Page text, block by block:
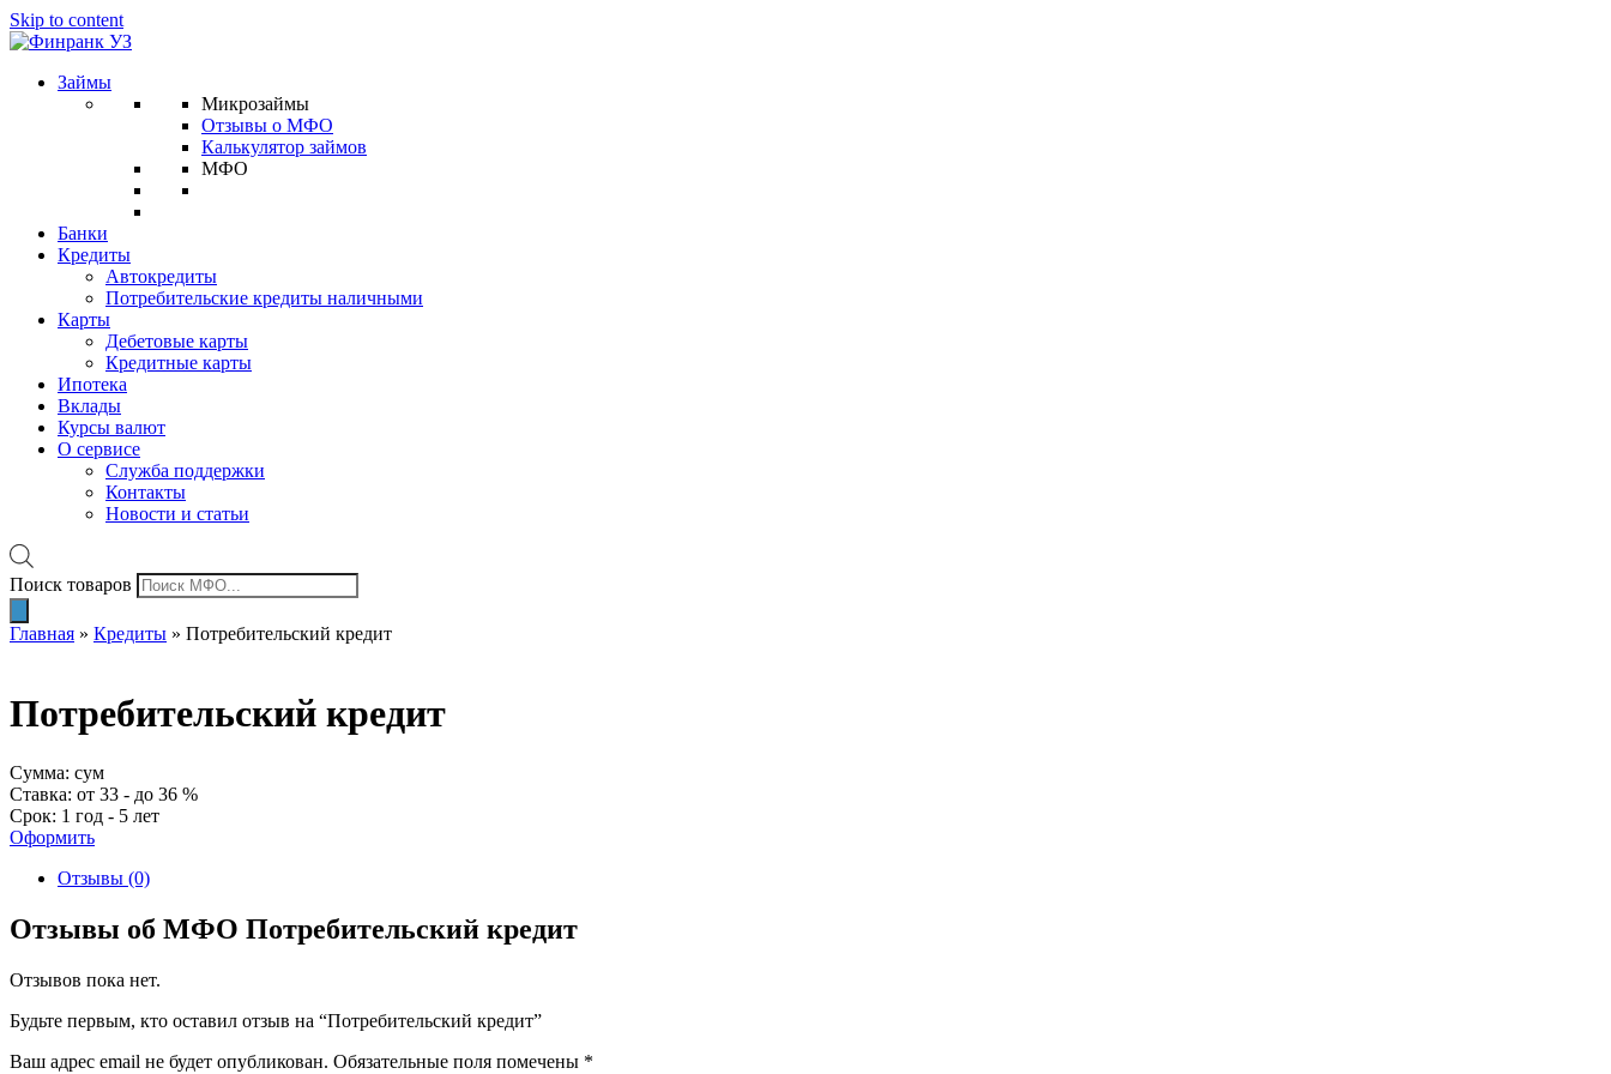
Skip to content
Займы
Микрозаймы
Отзывы о МФО
Калькулятор займов
МФО
Банки
Кредиты
Автокредиты
Потребительские кредиты наличными
Карты
Дебетовые карты
Кредитные карты
Ипотека
Вклады
Курсы валют
О сервисе
Служба поддержки
Контакты
Новости и статьи
Поиск товаров
Главная » Кредиты » Потребительский кредит
Потребительский кредит
Сумма: сум
Ставка: от 33 - до 36 %
Срок: 1 год - 5 лет
Оформить
Отзывы (0)
Отзывы об МФО Потребительский кредит
Отзывов пока нет.
Будьте первым, кто оставил отзыв на “Потребительский кредит”
Ваш адрес email не будет опубликован. Обязательные поля помечены *